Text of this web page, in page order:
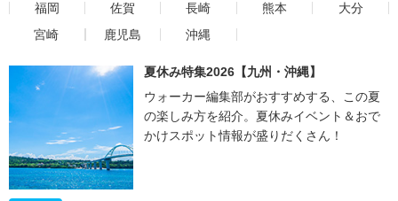
福岡
佐賀 長崎 熊本
大分
宮崎
鹿児島 沖縄
夏休み特集2026【九州・沖縄】
ウォーカー編集部がおすすめする、この夏
の楽しみ方を紹介。夏休みイベント＆おで
かけスポット情報が盛りだくさん！